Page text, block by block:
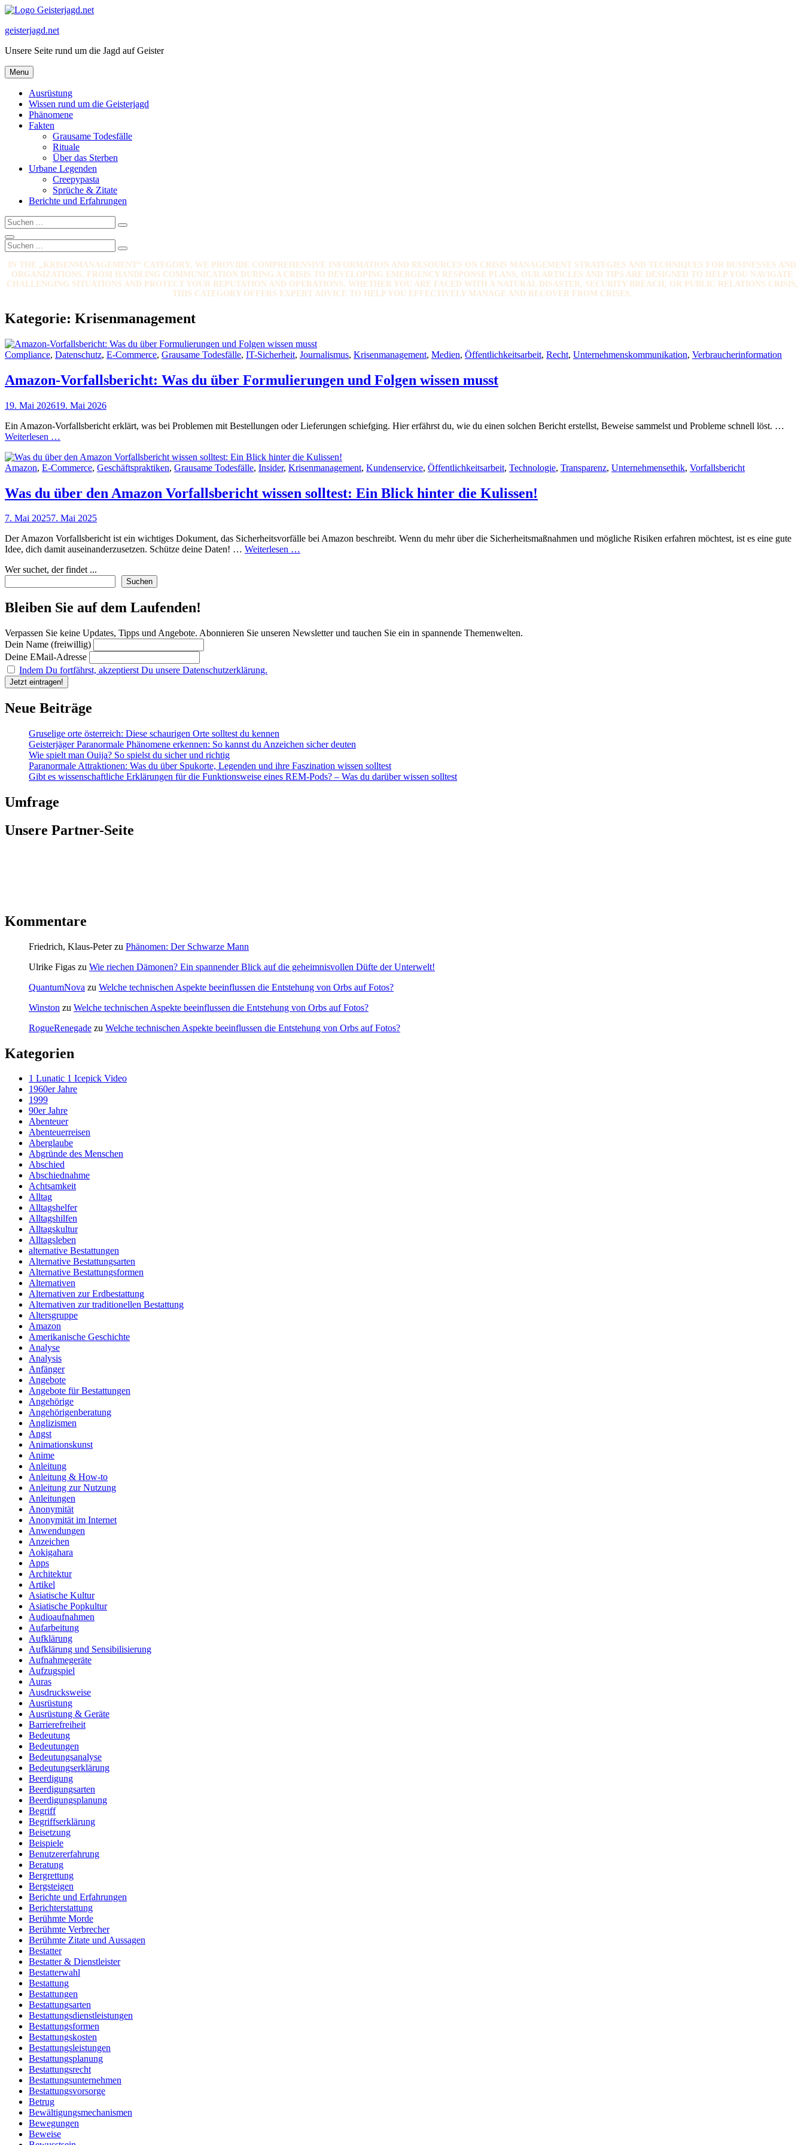
Skip
content
geisterjagd.net
Unsere Seite rund um die Jagd auf Geister
Menu
Ausrüstung
Wissen rund um die Geisterjagd
Phänomene
Fakten
Grausame Todesfälle
Rituale
Über das Sterben
Urbane Legenden
Creepypasta
Sprüche & Zitate
Berichte und Erfahrungen
Search
for:
Search
Search
Search
for:
Search
IN THE „KRISENMANAGEMENT“ CATEGORY, WE PROVIDE COMPREHENSIVE INFORMATION AND RESOURCES ON CRISIS MANAGEMENT STRATEGIES AND TECHNIQUES FOR BUSINESSES AND
ORGANIZATIONS. FROM HANDLING COMMUNICATION DURING A CRISIS TO DEVELOPING EMERGENCY RESPONSE PLANS, OUR ARTICLES AND TIPS ARE DESIGNED TO HELP YOU NAVIGATE
CHALLENGING SITUATIONS AND PROTECT YOUR REPUTATION AND OPERATIONS. WHETHER YOU ARE FACED WITH A NATURAL DISASTER, SECURITY BREACH, OR PUBLIC RELATIONS CRISIS,
THIS CATEGORY OFFERS EXPERT ADVICE TO HELP YOU EFFECTIVELY MANAGE AND RECOVER FROM CRISES.
Kategorie: Krisenmanagement
Cat
Compliance, Datenschutz, E-Commerce, Grausame Todesfälle, IT-Sicherheit, Journalismus, Krisenmanagement, Medien, Öffentlichkeitsarbeit, Recht, Unternehmenskommunikation, Verbraucherinformation
Amazon-Vorfallsbericht: Was du über Formulierungen und Folgen wissen musst
Posted
19. Mai 202619. Mai 2026
Ein Amazon-Vorfallsbericht erklärt, was bei Problemen mit Bestellungen oder Lieferungen schiefging. Hier erfährst du, wie du einen solchen Bericht erstellst, Beweise sammelst und Probleme schnell löst. …
Weiterlesen …
Was
du
Formulierungen
und
wissen
musst
Cat
Amazon, E-Commerce, Geschäftspraktiken, Grausame Todesfälle, Insider, Krisenmanagement, Kundenservice, Öffentlichkeitsarbeit, Technologie, Transparenz, Unternehmensethik, Vorfallsbericht
Was du über den Amazon Vorfallsbericht wissen solltest: Ein Blick hinter die Kulissen!
Posted
7. Mai 20257. Mai 2025
Der Amazon Vorfallsbericht ist ein wichtiges Dokument, das Sicherheitsvorfälle bei Amazon beschreibt. Wenn du mehr über die Sicherheitsmaßnahmen und mögliche Risiken erfahren möchtest, ist es eine gute
Idee, dich damit auseinanderzusetzen. Schütze deine Daten! … Weiterlesen …
Ein
Wer suchet, der findet ...
Suchen
Bleiben Sie auf dem Laufenden!
Verpassen Sie keine Updates, Tipps und Angebote. Abonnieren Sie unseren Newsletter und tauchen Sie ein in spannende Themenwelten.
Dein Name (freiwillig)
Deine EMail-Adresse
Indem Du fortfährst, akzeptierst Du unsere Datenschutzerklärung.
Neue Beiträge
Gruselige orte österreich: Diese schaurigen Orte solltest du kennen
Geisterjäger Paranormale Phänomene erkennen: So kannst du Anzeichen sicher deuten
Wie spielt man Ouija? So spielst du sicher und richtig
Paranormale Attraktionen: Was du über Spukorte, Legenden und ihre Faszination wissen solltest
Gibt es wissenschaftliche Erklärungen für die Funktionsweise eines REM-Pods? – Was du darüber wissen solltest
Umfrage
Unsere Partner-Seite
Kommentare
Friedrich, Klaus-Peterzu Phänomen: Der Schwarze Mann
Ulrike Figas zu Wie riechen Dämonen? Ein spannender Blick auf die geheimnisvollen Düfte der Unterwelt!
QuantumNova zu Welche technischen Aspekte beeinflussen die Entstehung von Orbs auf Fotos?
Winston zu Welche technischen Aspekte beeinflussen die Entstehung von Orbs auf Fotos?
RogueRenegade zu Welche technischen Aspekte beeinflussen die Entstehung von Orbs auf Fotos?
Kategorien
1 Lunatic 1 Icepick Video
1960er Jahre
1999
90er Jahre
Abenteuer
Abenteuerreisen
Aberglaube
Abgründe des Menschen
Abschied
Abschiednahme
Achtsamkeit
Alltag
Alltagshelfer
Alltagshilfen
Alltagskultur
Alltagsleben
alternative Bestattungen
Alternative Bestattungsarten
Alternative Bestattungsformen
Alternativen
Alternativen zur Erdbestattung
Alternativen zur traditionellen Bestattung
Altersgruppe
Amazon
Amerikanische Geschichte
Analyse
Analysis
Anfänger
Angebote
Angebote für Bestattungen
Angehörige
Angehörigenberatung
Anglizismen
Angst
Animationskunst
Anime
Anleitung
Anleitung & How‑to
Anleitung zur Nutzung
Anleitungen
Anonymität
Anonymität im Internet
Anwendungen
Anzeichen
Aokigahara
Apps
Architektur
Artikel
Asiatische Kultur
Asiatische Popkultur
Audioaufnahmen
Aufarbeitung
Aufklärung
Aufklärung und Sensibilisierung
Aufnahmegeräte
Aufzugspiel
Auras
Ausdrucksweise
Ausrüstung
Ausrüstung & Geräte
Barrierefreiheit
Bedeutung
Bedeutungen
Bedeutungsanalyse
Bedeutungserklärung
Beerdigung
Beerdigungsarten
Beerdigungsplanung
Begriff
Begriffserklärung
Beisetzung
Beispiele
Benutzererfahrung
Beratung
Bergrettung
Bergsteigen
Berichte und Erfahrungen
Berichterstattung
Berühmte Morde
Berühmte Verbrecher
Berühmte Zitate und Aussagen
Bestatter
Bestatter & Dienstleister
Bestatterwahl
Bestattung
Bestattungen
Bestattungsarten
Bestattungsdienstleistungen
Bestattungsformen
Bestattungskosten
Bestattungsleistungen
Bestattungsplanung
Bestattungsrecht
Bestattungsunternehmen
Bestattungsvorsorge
Betrug
Bewältigungsmechanismen
Bewegungen
Beweise